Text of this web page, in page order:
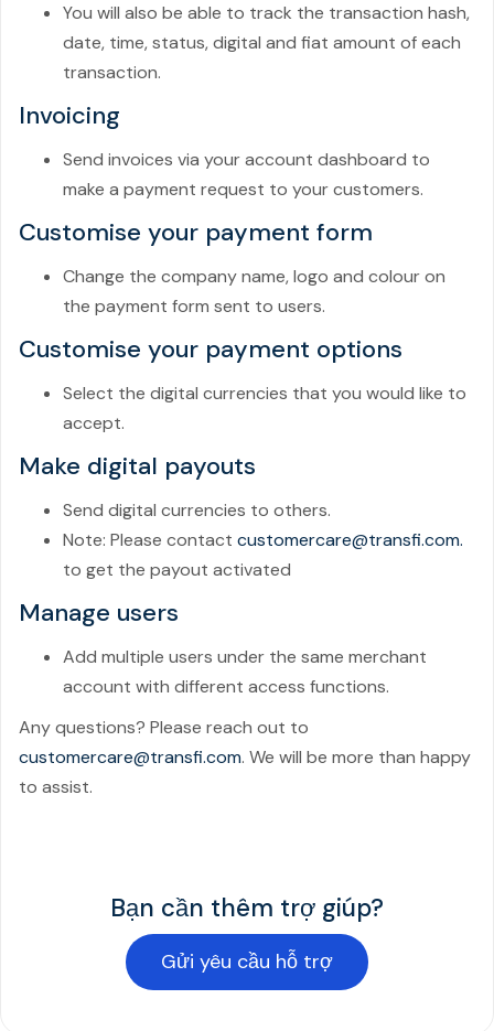
You will also be able to track the transaction hash,
date, time, status, digital and fiat amount of each
transaction.
Invoicing
Send invoices via your account dashboard to
make a payment request to your customers.
Customise your payment form
Change the company name, logo and colour on
the payment form sent to users.
Customise your payment options
Select the digital currencies that you would like to
accept.
Make digital payouts
Send digital currencies to others.
Note: Please contact customercare@transfi.com.
to get the payout activated
Manage users
Add multiple users under the same merchant
account with different access functions.
Any questions? Please reach out to
customercare@transfi.com. We will be more than happy
to assist.
Bạn cần thêm trợ giúp?
Gửi yêu cầu hỗ trợ